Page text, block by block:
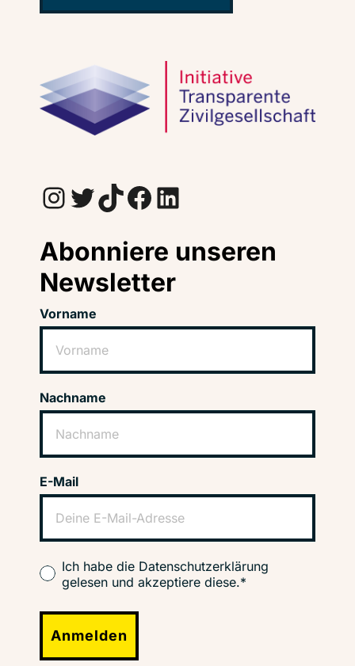
InstagramTwitter TikTok Facebook LinkedIn
Abonniere unseren
Newsletter
Vorname
Nachname
E-Mail
Ich habe die Datenschutzerklärung
gelesen und akzeptiere diese.*
Anmelden